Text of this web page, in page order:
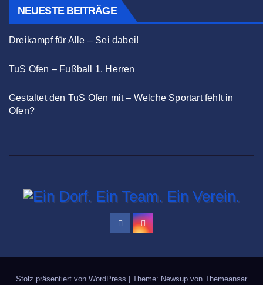
NEUESTE BEITRÄGE
Dreikampf für Alle – Sei dabei!
TuS Ofen – Fußball 1. Herren
Gestaltet den TuS Ofen mit – Welche Sportart fehlt in
Ofen?
Stolz präsentiert von WordPress | Theme: Newsup von Themeansar